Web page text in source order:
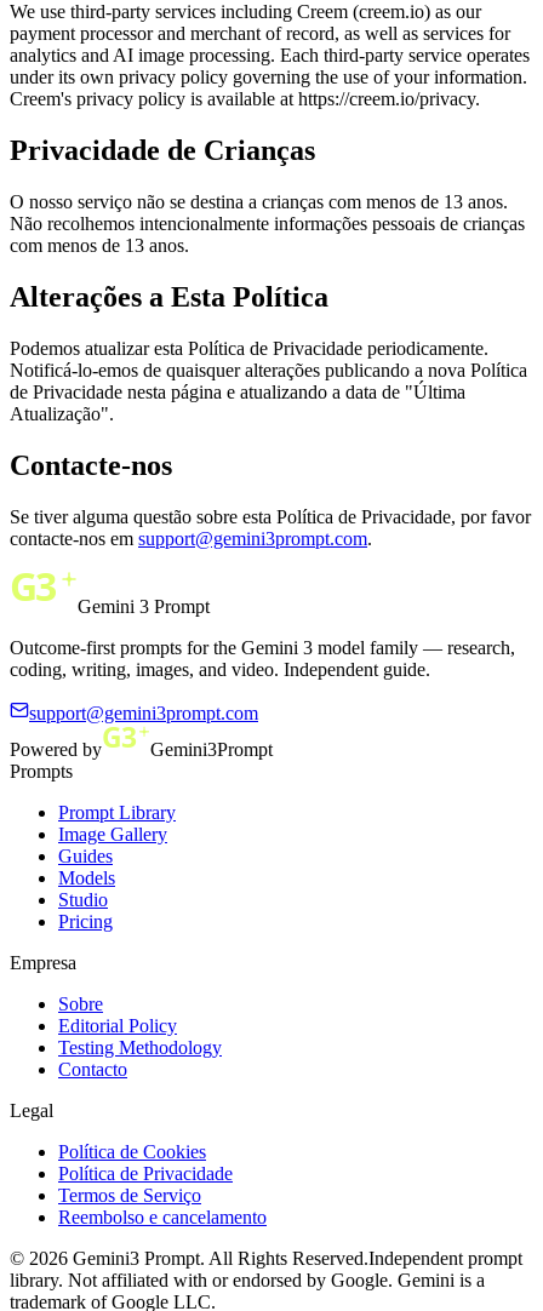
We use third-party services including Creem (creem.io) as our
payment processor and merchant of record, as well as services for
analytics and AI image processing. Each third-party service operates
under its own privacy policy governing the use of your information.
Creem's privacy policy is available at https://creem.io/privacy.
Privacidade de Crianças
O nosso serviço não se destina a crianças com menos de 13 anos.
Não recolhemos intencionalmente informações pessoais de crianças
com menos de 13 anos.
Alterações a Esta Política
Podemos atualizar esta Política de Privacidade periodicamente.
Notificá-lo-emos de quaisquer alterações publicando a nova Política
de Privacidade nesta página e atualizando a data de "Última
Atualização".
Contacte-nos
Se tiver alguma questão sobre esta Política de Privacidade, por favor
contacte-nos em support@gemini3prompt.com.
Gemini 3 Prompt
Outcome-first prompts for the Gemini 3 model family — research,
coding, writing, images, and video. Independent guide.
support@gemini3prompt.com
Powered by
Gemini3Prompt
Prompts
Prompt Library
Image Gallery
Guides
Models
Studio
Pricing
Empresa
Sobre
Editorial Policy
Testing Methodology
Contacto
Legal
Política de Cookies
Política de Privacidade
Termos de Serviço
Reembolso e cancelamento
© 2026 Gemini3 Prompt. All Rights Reserved.Independent prompt
library. Not affiliated with or endorsed by Google. Gemini is a
trademark of Google LLC.